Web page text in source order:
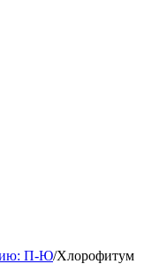
П-Ю/Хлорофитум